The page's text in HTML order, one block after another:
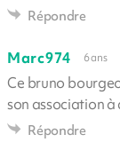
Répondre
Marc974 6 ans
Ce bruno
son association à
Répondre